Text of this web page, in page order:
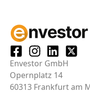
Envestor GmbH
Opernplatz 14
60313 Frankfurt am